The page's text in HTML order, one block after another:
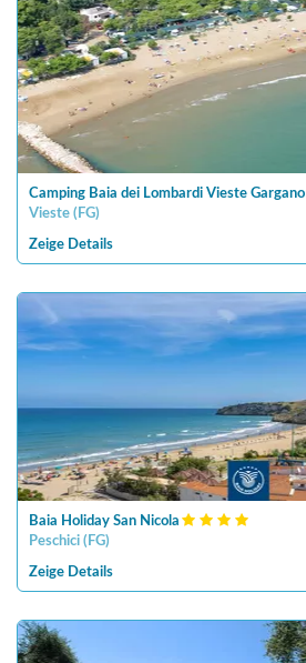
Camping Baia dei Lombardi Vieste Gargano
Vieste ( FG)
Zeige Details
Baia Holiday San Nicola
Peschici ( FG)
Zeige Details